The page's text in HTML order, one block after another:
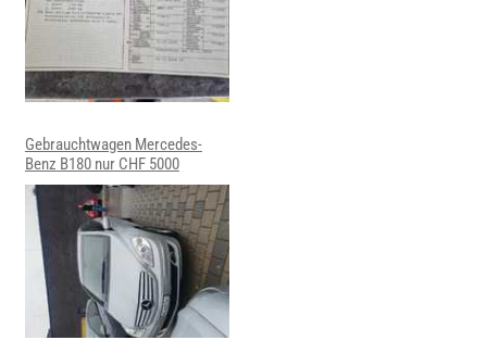
Gebrauchtwagen Mercedes-
Benz B180 nur CHF 5000